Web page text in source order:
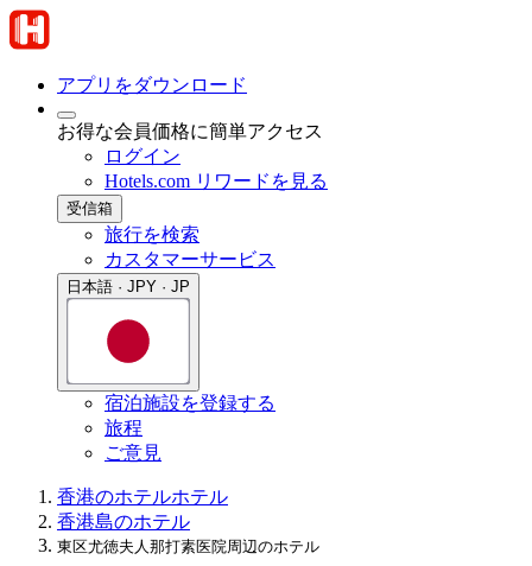
アプリをダウンロード
お得な会員価格に簡単アクセス
ログイン
Hotels.com リワードを見る
受信箱
旅行を検索
カスタマーサービス
日本語 · JPY · JP
宿泊施設を登録する
旅程
ご意見
香港のホテルホテル
香港島のホテル
東区尤徳夫人那打素医院周辺のホテル